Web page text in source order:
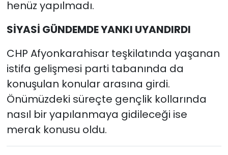
henüz yapılmadı.
SİYASİ GÜNDEMDE YANKI UYANDIRDI
CHP Afyonkarahisar teşkilatında yaşanan
istifa gelişmesi parti tabanında da
konuşulan konular arasına girdi.
Önümüzdeki süreçte gençlik kollarında
nasıl bir yapılanmaya gidileceği ise
merak konusu oldu.